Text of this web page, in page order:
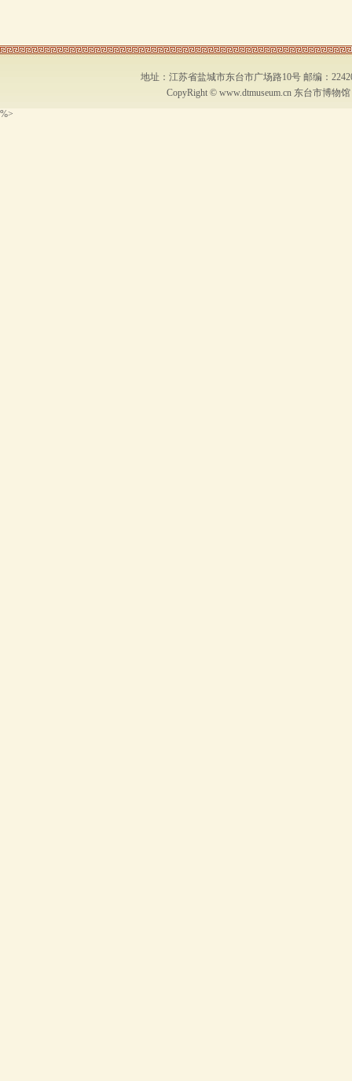
地址：江苏省盐城市东台市广场路10号 邮编：
CopyRight © www.dtmuseum.cn 东台市博物馆
%>